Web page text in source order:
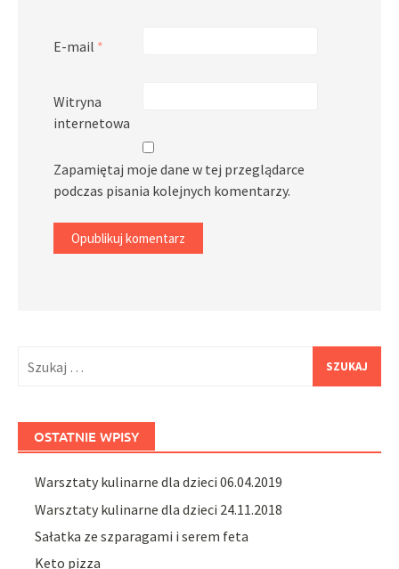
E-mail *
Witryna
internetowa
Zapamiętaj moje dane w tej przeglądarce
podczas pisania kolejnych komentarzy.
OSTATNIE WPISY
Warsztaty kulinarne dla dzieci 06.04.2019
Warsztaty kulinarne dla dzieci 24.11.2018
Sałatka ze szparagami i serem feta
Keto pizza